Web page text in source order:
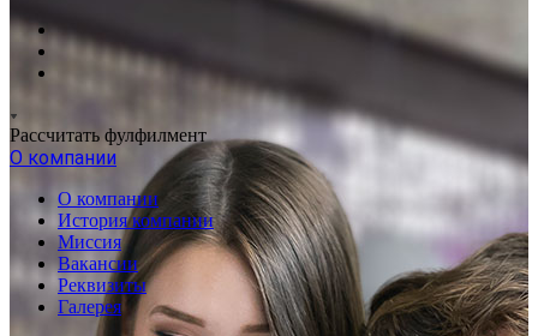
Рассчитать фулфилмент
О компании
О компании
История компании
Миссия
Вакансии
Реквизиты
Галерея